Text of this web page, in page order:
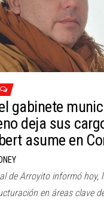
gabinete
deja sus
asume en
de Arroyito informó hoy,
en áreas clave